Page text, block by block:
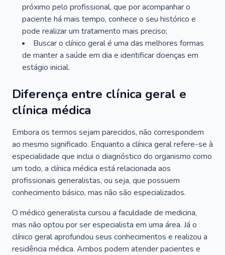
próximo pelo profissional, que por acompanhar o
paciente há mais tempo, conhece o seu histórico e
pode realizar um tratamento mais preciso;
Buscar o clínico geral é uma das melhores formas
de manter a saúde em dia e identificar doenças em
estágio inicial.
Diferença entre clínica geral e
clínica médica
Embora os termos sejam parecidos, não correspondem
ao mesmo significado. Enquanto a clínica geral refere-se à
especialidade que inclui o diagnóstico do organismo como
um todo, a clínica médica está relacionada aos
profissionais generalistas, ou seja, que possuem
conhecimento básico, mas não são especializados.
O médico generalista cursou a faculdade de medicina,
mas não optou por ser especialista em uma área. Já o
clínico geral aprofundou seus conhecimentos e realizou a
residência médica. Ambos podem atender pacientes e